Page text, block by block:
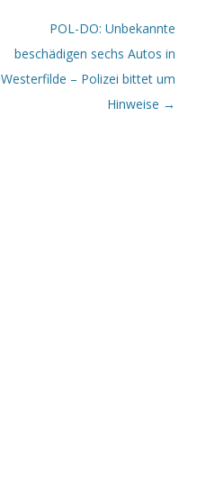
POL-DO: Unbekannte
beschädigen sechs Autos in
Westerfilde – Polizei bittet um
Hinweise →